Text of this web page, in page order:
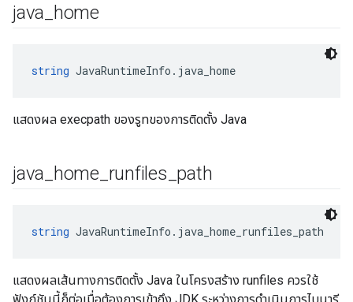
java home
string JavaRuntimeInfo.java_home
แสดงผล execpath ของรูทของการติดตั้ง Java
java home runfiles path
string JavaRuntimeInfo.java_home_runfiles_path
แสดงผลเส้นทางการติดตั้ง Java ในโครงสร้าง runfiles ควรใช้